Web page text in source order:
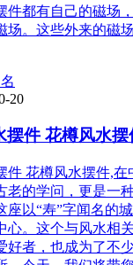
件都有自己的磁场
场。这些外来的磁
20
摆件 花樽风水摆
件 花樽风水摆件,
老的学问，更是一
座以“寿”字闻名的
心。这个与风水相
好者，也成为了不